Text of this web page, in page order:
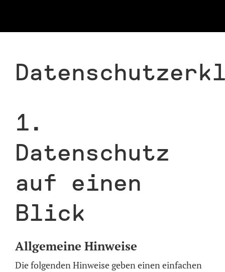
1.
Datenschutz
auf einen
Blick
Allgemeine Hinweise
Die folgenden Hinweise geben einen einfachen